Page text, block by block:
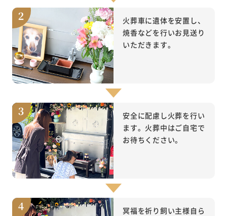
火葬車に遺体を安置し、
焼香などを行いお見送り
いただきます。
安全に配慮し火葬を行い
ます。火葬中はご自宅で
お待ちください。
冥福を祈り飼い主様自ら